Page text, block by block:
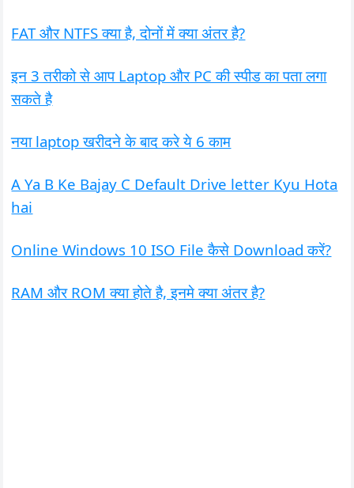
FAT और NTFS क्या है, दोनों में क्या अंतर है?
इन 3 तरीको से आप Laptop और PC की स्पीड का पता लगा
सकते है
नया laptop खरीदने के बाद करे ये 6 काम
A Ya B Ke Bajay C Default Drive letter Kyu Hota
hai
Online Windows 10 ISO File कैसे Download करें?
RAM और ROM क्या होते है, इनमे क्या अंतर है?